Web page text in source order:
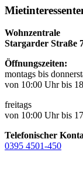
Wohnzentrale
Stargarder Straße
Öffnungszeiten:
montags bis
von 10:00 Uhr bis
freitags
von 10:00 Uhr bis
Telefonischer
0395 4501-450